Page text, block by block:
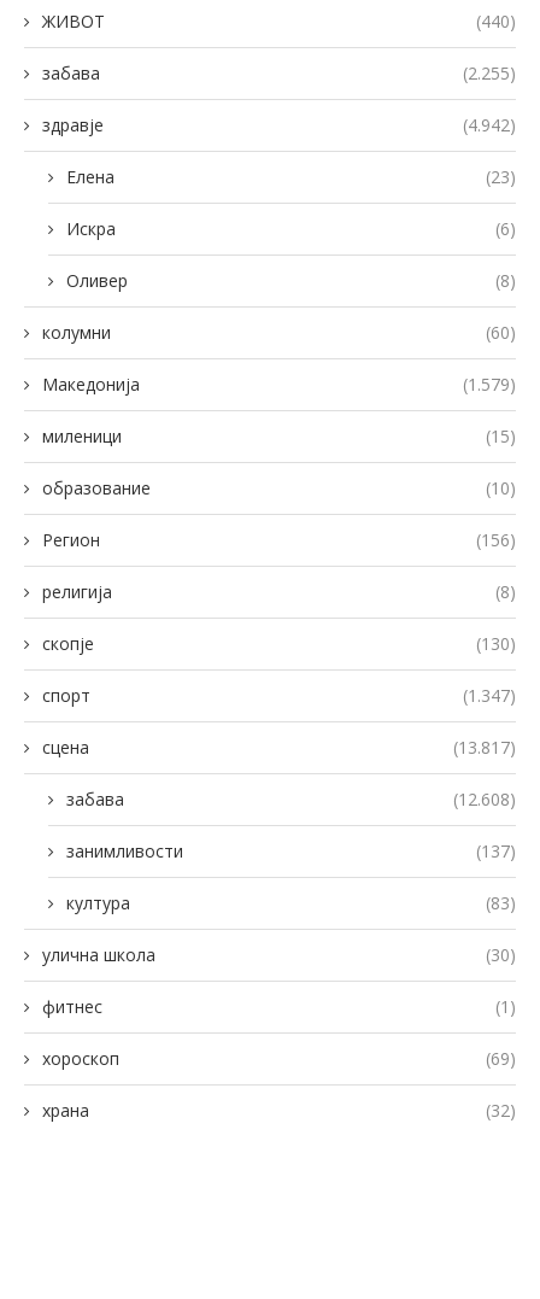
ЖИВОТ (440)
забава (2.255)
здравје (4.942)
Елена (23)
Искра (6)
Оливер (8)
колумни (60)
Македонија (1.579)
миленици (15)
образование (10)
Регион (156)
религија (8)
скопје (130)
спорт (1.347)
сцена (13.817)
забава (12.608)
занимливости (137)
култура (83)
улична школа (30)
фитнес (1)
хороскоп (69)
храна (32)